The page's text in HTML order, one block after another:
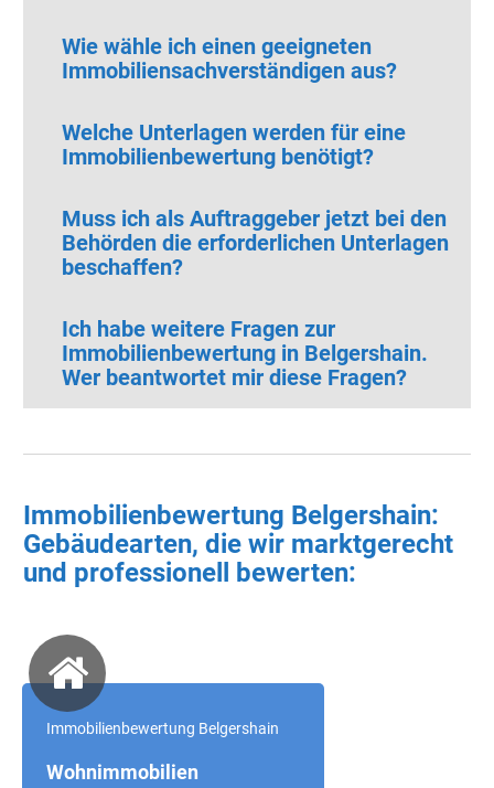
Wie wähle ich einen geeigneten
Immobiliensachverständigen aus?
Welche Unterlagen werden für eine
Immobilienbewertung benötigt?
Muss ich als Auftraggeber jetzt bei den
Behörden die erforderlichen Unterlagen
beschaffen?
Ich habe weitere Fragen zur
Immobilienbewertung in Belgershain.
Wer beantwortet mir diese Fragen?
Immobilienbewertung Belgershain:
Gebäudearten, die wir marktgerecht
und professionell bewerten:
Immobilienbewertung Belgershain
Wohnimmobilien